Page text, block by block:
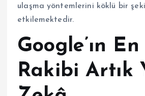
ulaşma yöntemlerini köklü bir
etkilemektedir.
Google’ın
Rakibi Artık